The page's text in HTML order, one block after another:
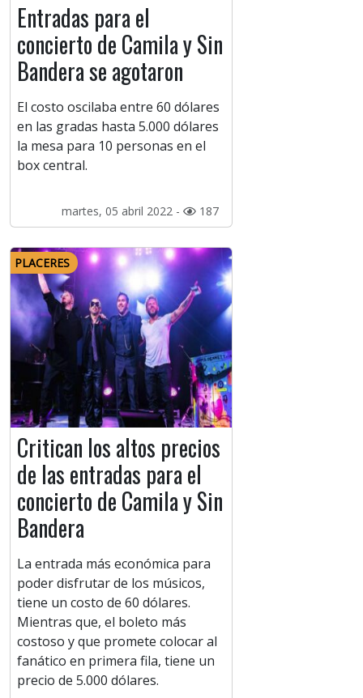
Entradas para el
concierto de Camila y Sin
Bandera se agotaron
El costo oscilaba entre 60 dólares
en las gradas hasta 5.000 dólares
la mesa para 10 personas en el
box central.
martes, 05 abril 2022 - 187
PLACERES
Critican los altos precios
de las entradas para el
concierto de Camila y Sin
Bandera
La entrada más económica para
poder disfrutar de los músicos,
tiene un costo de 60 dólares.
Mientras que, el boleto más
costoso y que promete colocar al
fanático en primera fila, tiene un
precio de 5.000 dólares.